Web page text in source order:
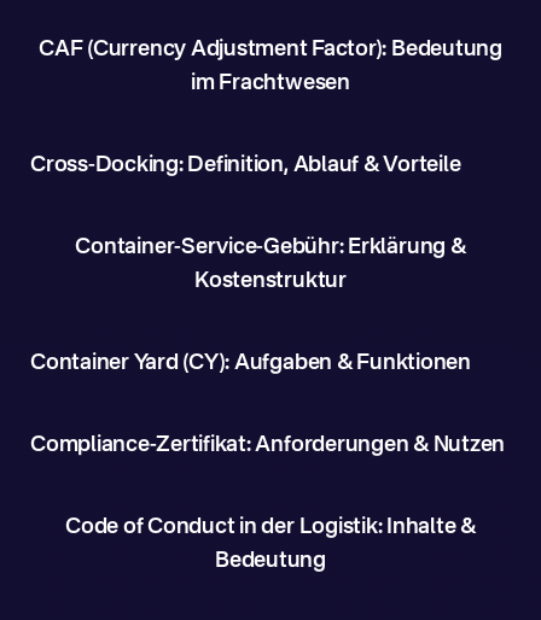
CAF (Currency Adjustment Factor): Bedeutung
im Frachtwesen
Cross-Docking: Definition, Ablauf & Vorteile
Container-Service-Gebühr: Erklärung &
Kostenstruktur
Container Yard (CY): Aufgaben & Funktionen
Compliance-Zertifikat: Anforderungen & Nutzen
Code of Conduct in der Logistik: Inhalte &
Bedeutung